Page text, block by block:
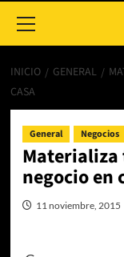
Menu
INICIO GENERAL
CASA
General Negocios
Materializa
negocio en
11 noviembre, 2015